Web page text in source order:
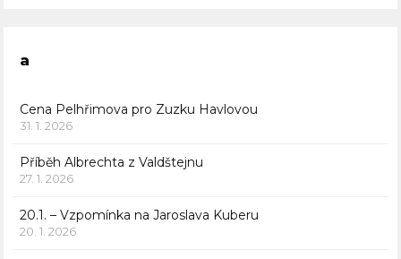
a
Cena Pelhřimova pro Zuzku Havlovou
31. 1. 2026
Příběh Albrechta z Valdštejnu
27. 1. 2026
20.1. – Vzpomínka na Jaroslava Kuberu
20. 1. 2026